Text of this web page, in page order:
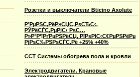
Розетки и выключатели Bticino Axolute
Р’РµРЅС‚РёР»СЏС‚РѕСЂС‹,
РЎРёСЃС‚РµРјС‹ РѕС…
Р»Р°Р¶РґРµРЅРёСЏ, РїРѕРІС‹С€РµРЅРёРµ
РјРѕС‰РЅРѕСЃС‚Рё +25% +40%
ССТ Системы обогрева пола и кровли
Электродвигатели. Крановые